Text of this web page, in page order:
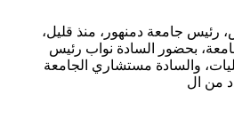
رئيس جامعة دمنهور، منذ قليل،
بحضور السادة نواب رئيس
والسادة مستشاري الجامعة
من ال